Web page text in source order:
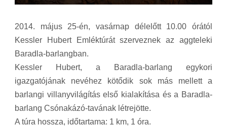
2014. május 25-én, vasárnap délelőtt 10.00 órától
Kessler Hubert Emléktúrát szerveznek az aggteleki
Baradla-barlangban.
Kessler Hubert, a Baradla-barlang egykori
igazgatójának nevéhez kötődik sok más mellett a
barlangi villanyvilágítás első kialakítása és a Baradla-
barlang Csónakázó-tavának létrejötte.
A túra hossza, időtartama: 1 km, 1 óra.